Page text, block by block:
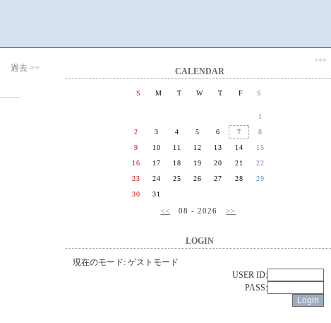
過去 >>
●●●
CALENDAR
S M T W T F S
1
2
3 4 5 6 7
8
9
10 11 12 13 14
15
16
17 18 19 20 21
22
23
24 25 26 27 28
29
30
31
<< 08 - 2026>>
LOGIN
現在のモード: ゲストモード
USER ID:
PASS: